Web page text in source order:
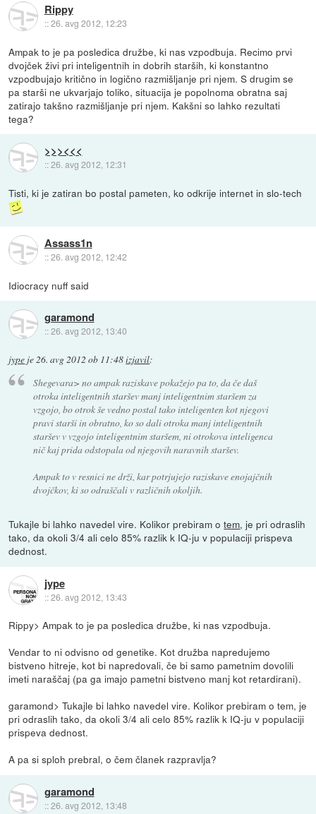
Rippy
::26. avg 2012, 12:23
Ampak to je pa posledica družbe, ki nas vzpodbuja. Recimo prvi
dvojček živi pri inteligentnih in dobrih starših, ki konstantno
vzpodbujajo kritično in logično razmišljanje pri njem. S drugim se
pa starši ne ukvarjajo toliko, situacija je popolnoma obratna saj
zatirajo takšno razmišljanje pri njem. Kakšni so lahko rezultati
tega?
>>><<<
::26. avg 2012, 12:31
Tisti, ki je zatiran bo postal pameten, ko odkrije internet in slo-tech
Assass1n
::26. avg 2012, 12:42
Idiocracy nuff said
garamond
::26. avg 2012, 13:40
jype je26. avg 2012 ob 11:48izjavil:
Shegevara> no ampak raziskave pokažejo pa to, da če daš
otroka inteligentnih staršev manj inteligentnim staršem za
vzgojo, bo otrok še vedno postal tako inteligenten kot njegovi
pravi starši in obratno, ko so dali otroka manj inteligentnih
staršev v vzgojo inteligentnim staršem, ni otrokova inteligenca
nič kaj prida odstopala od njegovih naravnih staršev.
Ampak to v resnici ne drži, kar potrjujejo raziskave enojajčnih
dvojčkov, ki so odraščali v različnih okoljih.
Tukajle bi lahko navedel vire. Kolikor prebiram otem, je pri odraslih
tako, da okoli 3/4 ali celo 85% razlik k IQ-ju v populaciji prispeva
dednost.
jype
::26. avg 2012, 13:43
Rippy> Ampak to je pa posledica družbe, ki nas vzpodbuja.
Vendar to ni odvisno od genetike. Kot družba napredujemo
bistveno hitreje, kot bi napredovali, če bi samo pametnim dovolili
imeti naraščaj (pa ga imajo pametni bistveno manj kot retardirani).
garamond> Tukajle bi lahko navedel vire. Kolikor prebiram o tem, je
pri odraslih tako, da okoli 3/4 ali celo 85% razlik k IQ-ju v populaciji
prispeva dednost.
A pa si sploh prebral, o čem članek razpravlja?
garamond
::26. avg 2012, 13:48